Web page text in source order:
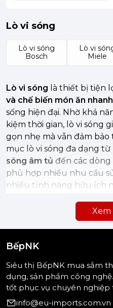
Lò vi sóng
Lò vi sóng
Bosch
Lò vi
Miele
Lò vi sóng là thiết bị tiện
và chế biến món ăn
sống hiện đại. Nhờ khả
kiệm thời gian, lò vi sóng
gọn nhẹ mà vẫn đảm bảo
mục lò vi sóng đa dạng từ
sóng âm tủ đến các dòng
phù hợp nhiều nhu cầu
nhiều tính năng hữu ích
căn bếp luôn gọn gàng
BếpNK
Siêu thị BếpNK mua sắm
dụng, sản phẩm công
tốt phục vụ chuyên nghiệp
info@eu-imports.com.vn